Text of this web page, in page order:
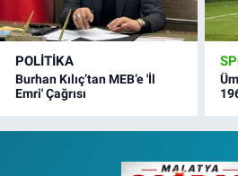
POLITIKA
Burhan Kılıç’tan MEB’e 'İl
Emri' Çağrısı